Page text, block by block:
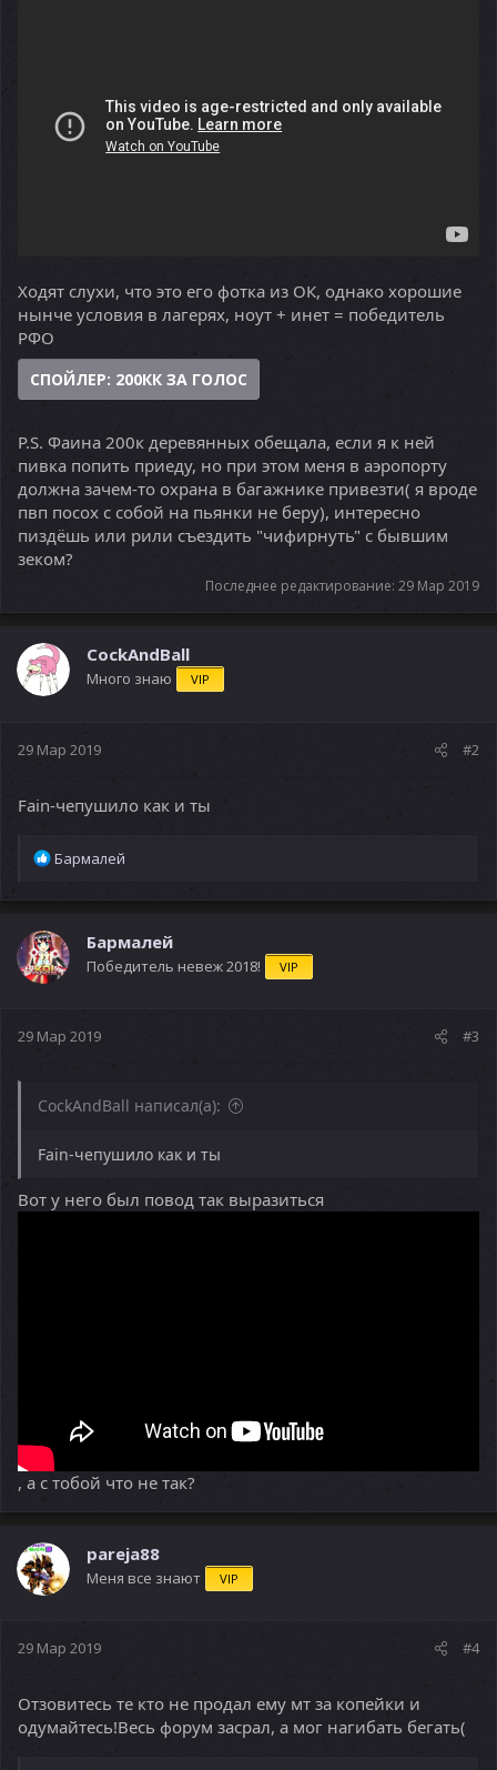
Ходят слухи, что это его фотка из ОК, однако хорошие
нынче условия в лагерях, ноут + инет = победитель
РФО
СПОЙЛЕР: 200КК ЗА ГОЛОС
P.S. Фаина 200к деревянных обещала, если я к ней
пивка попить приеду, но при этом меня в аэропорту
должна зачем-то охрана в багажнике привезти( я вроде
пвп посох с собой на пьянки не беру), интересно
пиздёшь или рили съездить "чифирнуть" с бывшим
зеком?
Последнее редактирование: 29 Мар 2019
CockAndBall
Много знаю VIP
29 Мар 2019 #2
Fain-чепушило как и ты
Р
а
ц
и
и
Бармалей
Бармалей
Победитель невеж 2018! VIP
29 Мар 2019 #3
CockAndBall написал(а):
Fain-чепушило как и ты
Вот у него был повод так выразиться
, а с тобой что не так?
pareja88
Меня все знают VIP
29 Мар 2019 #4
Отзовитесь те кто не продал ему мт за копейки и
одумайтесь!Весь форум засрал, а мог нагибать бегать(